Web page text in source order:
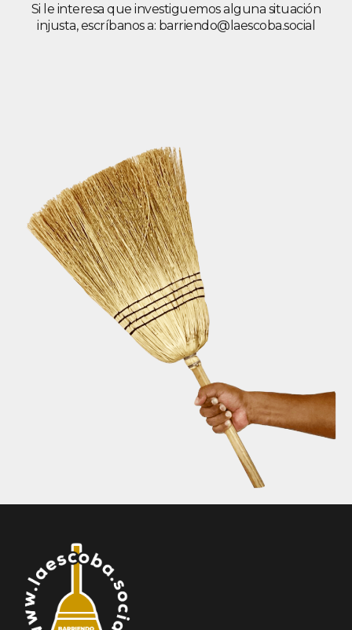
Si le interesa que investiguemos alguna situación
injusta, escríbanos a: barriendo@laescoba.social